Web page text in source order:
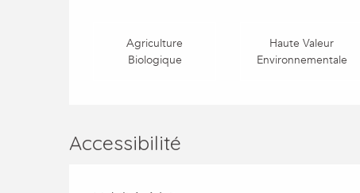
Agriculture
Biologique
Haute Valeur
Environnementale
Accessibilité